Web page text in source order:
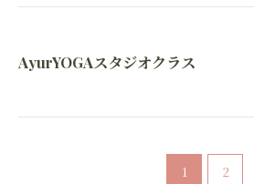
AyurYOGAスタジオクラス
1 2